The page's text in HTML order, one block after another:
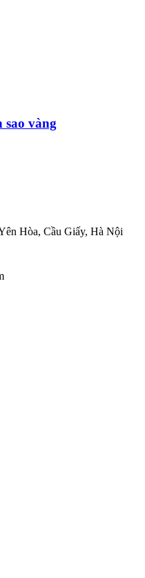
sao vàng
Hòa, Cầu Giấy, Hà Nội